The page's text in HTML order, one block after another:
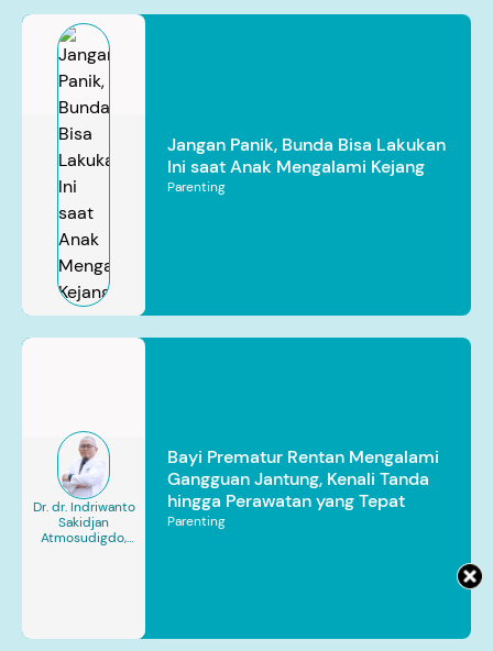
Jangan Panik, Bunda Bisa Lakukan
Ini saat Anak Mengalami Kejang
Parenting
Dr. dr. Indriwanto
Sakidjan
Atmosudigdo,
Bayi Prematur Rentan Mengalami
Gangguan Jantung, Kenali Tanda
hingga Perawatan yang Tepat
Parenting